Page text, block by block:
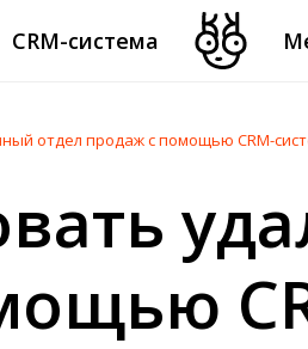
CRM-система
отдел продаж с помощью CRM-